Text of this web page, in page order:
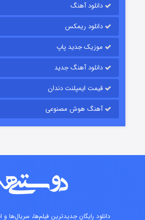
قسمت۱۵ (دوبله)
دانلود آهنگ
دانلود ریمکس
موزیک جدید پاپ
دانلود آهنگ جدید
قیمت ایمپلنت دندان
آهنگ هوش مصنوعی
دانلود رایگان جدیدترین فیلم‌ها، سریال‌ها